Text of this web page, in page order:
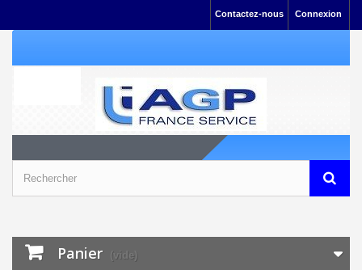
Connexion
Contactez-nous
Panier (vide)